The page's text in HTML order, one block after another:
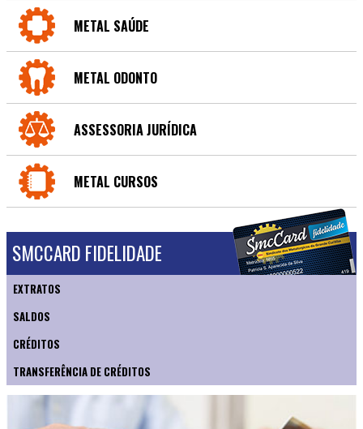
METAL SAÚDE
METAL ODONTO
ASSESSORIA JURÍDICA
METAL CURSOS
SMCCARD FIDELIDADE
EXTRATOS
SALDOS
CRÉDITOS
TRANSFERÊNCIA DE CRÉDITOS